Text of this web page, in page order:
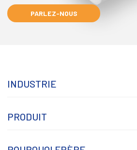
PARLEZ-NOUS
INDUSTRIE
PRODUIT